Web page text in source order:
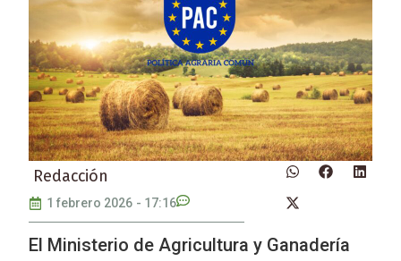
Redacción
1 febrero 2026 - 17:16
El Ministerio de Agricultura y Ganadería